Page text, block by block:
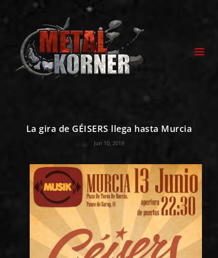
La gira de GÉISERS llega hasta Murcia
Jun 10, 2019